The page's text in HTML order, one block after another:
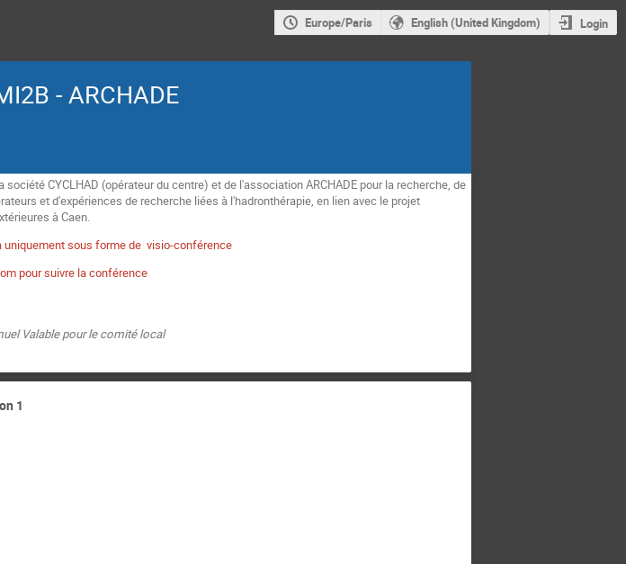
Europe/Paris English (United Kingdom) Login
- ARCHADE
CYCLHAD (opérateur du centre) et de l'association ARCHADE pour la recherche, de
et d'expériences de recherche liées à l'hadronthérapie, en lien avec le projet
à Caen.
uniquement sous forme de visio-conférence
pour suivre la conférence
Valable pour le comité local
1